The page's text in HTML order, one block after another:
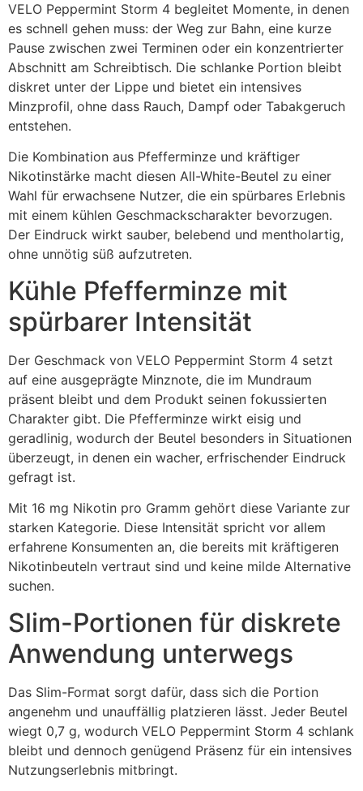
VELO Peppermint Storm 4 begleitet Momente, in denen
es schnell gehen muss: der Weg zur Bahn, eine kurze
Pause zwischen zwei Terminen oder ein konzentrierter
Abschnitt am Schreibtisch. Die schlanke Portion bleibt
diskret unter der Lippe und bietet ein intensives
Minzprofil, ohne dass Rauch, Dampf oder Tabakgeruch
entstehen.
Die Kombination aus Pfefferminze und kräftiger
Nikotinstärke macht diesen All-White-Beutel zu einer
Wahl für erwachsene Nutzer, die ein spürbares Erlebnis
mit einem kühlen Geschmackscharakter bevorzugen.
Der Eindruck wirkt sauber, belebend und mentholartig,
ohne unnötig süß aufzutreten.
Kühle Pfefferminze mit
spürbarer Intensität
Der Geschmack von VELO Peppermint Storm 4 setzt
auf eine ausgeprägte Minznote, die im Mundraum
präsent bleibt und dem Produkt seinen fokussierten
Charakter gibt. Die Pfefferminze wirkt eisig und
geradlinig, wodurch der Beutel besonders in Situationen
überzeugt, in denen ein wacher, erfrischender Eindruck
gefragt ist.
Mit 16 mg Nikotin pro Gramm gehört diese Variante zur
starken Kategorie. Diese Intensität spricht vor allem
erfahrene Konsumenten an, die bereits mit kräftigeren
Nikotinbeuteln vertraut sind und keine milde Alternative
suchen.
Slim-Portionen für diskrete
Anwendung unterwegs
Das Slim-Format sorgt dafür, dass sich die Portion
angenehm und unauffällig platzieren lässt. Jeder Beutel
wiegt 0,7 g, wodurch VELO Peppermint Storm 4 schlank
bleibt und dennoch genügend Präsenz für ein intensives
Nutzungserlebnis mitbringt.